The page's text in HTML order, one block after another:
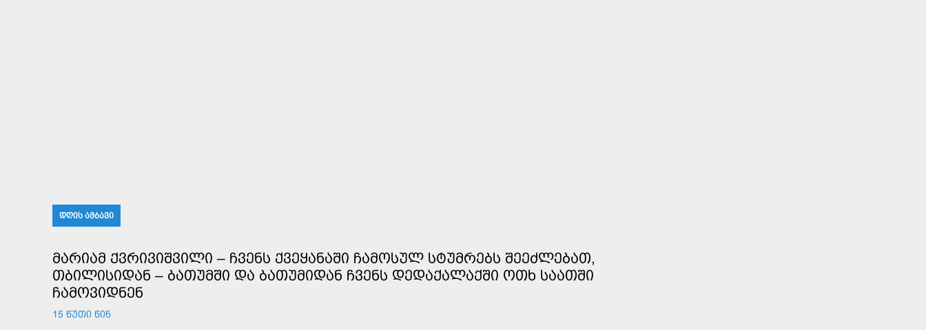
ᲓᲦᲘᲡ ᲐᲛᲑᲐᲕᲘ
ᲛᲐᲠᲘᲐᲛ ᲥᲕᲠᲘᲕᲘᲨᲕᲘᲚᲘ – ᲩᲕᲔᲜᲡ ᲥᲕᲔᲧᲐᲜᲐᲨᲘ ᲩᲐᲛᲝᲡᲣᲚ ᲡᲢᲣᲛᲠᲔᲑᲡ ᲨᲔᲔᲫᲚᲔᲑᲐᲗ,
ᲗᲑᲘᲚᲘᲡᲘᲓᲐᲜ – ᲑᲐᲗᲣᲛᲨᲘ ᲓᲐ ᲑᲐᲗᲣᲛᲘᲓᲐᲜ ᲩᲕᲔᲜᲡ ᲓᲔᲓᲐᲥᲐᲚᲐᲥᲨᲘ ᲝᲗᲮ ᲡᲐᲐᲗᲨᲘ
ᲩᲐᲛᲝᲕᲘᲓᲜᲔᲜ
15 ᲬᲣᲗᲘ ᲬᲘᲜ